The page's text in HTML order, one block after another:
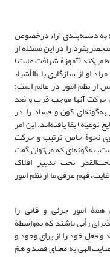
به دسته‌بندی آراء درخصوص
بفرد را در این مسئله از
می‌کند (آموزۀ شرافت غایت)
او از سازگاری با «الأشیاء
از نظم امور در عالم است؛
حرکت آنها موجب قرب و بُعد
کون و فساد را در
بقا یافته‌اند. این امر
نحوۀ خاص ترتیب و حرکت
به‌گونه‌ای که می‌توان گفت
تحتتدبیرافلاک
فهم عرفی ما از نظم امور
همۀ امور جزئی و فانی را
رأیی باشند که به‌واسطۀ
و فعل خود را از برای وجود و
الهی به معنای قصد و همّ